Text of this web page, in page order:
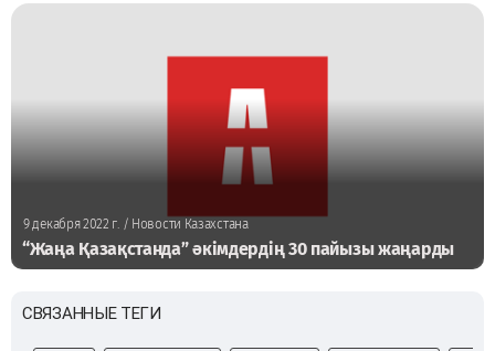
9 декабря 2022 г. / Новости Казахстана
“Жаңа Қазақстанда” әкімдердің 30 пайызы жаңарды
СВЯЗАННЫЕ ТЕГИ